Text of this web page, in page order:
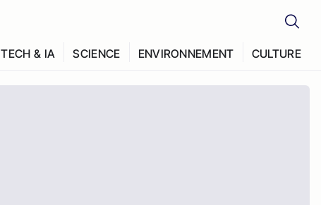
TECH & IA SCIENCE ENVIRONNEMENT CULTURE